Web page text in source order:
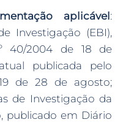
aplicável :
Investigação (EBI),
40/2004 de 18 de
publicada pelo
de 28 de agosto;
de Investigação da
publicado em Diário